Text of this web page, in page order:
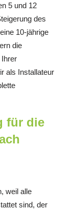
5 und 12
des
10-jährige
die
als Installateur
für die
weil alle
sind, der